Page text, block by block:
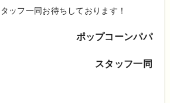
ッフ一同お待ちしております！
ポップコーンパパ
スタッフ一同